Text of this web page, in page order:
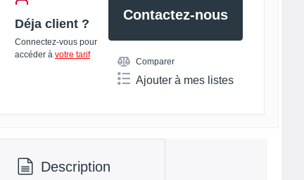
Déja client ?
Connectez-vous pour
accéder à votre tarif
Contactez-nous
Comparer
Ajouter à mes listes
Description